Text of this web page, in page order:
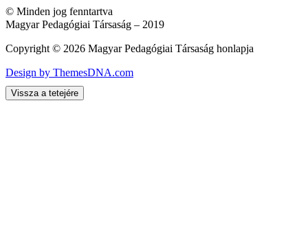
© Minden jog fenntartva
Magyar Pedagógiai Társaság – 2019
Copyright © 2026 Magyar Pedagógiai Társaság honlapja
Design by ThemesDNA.com
Vissza a tetejére